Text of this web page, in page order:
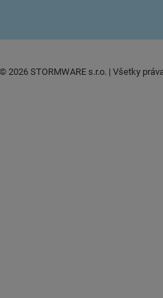
2026 STORMWARE s.r.o. | Všetky